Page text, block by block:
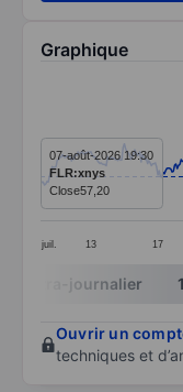
Graphique
Line chart with
The chart has 1
The chart has 1
juil. 13 17
07-août-2026 19:30
FLR:xnys
Close57,20
End of
Intra-journalier
Ouvrir un
techniques et